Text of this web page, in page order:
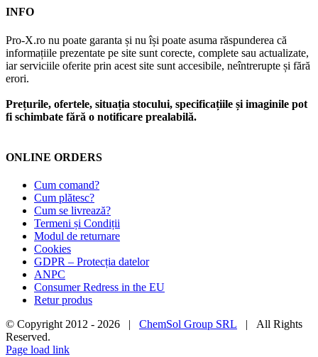
INFO
Pro-X.ro nu poate garanta și nu își poate asuma răspunderea că
informațiile prezentate pe site sunt corecte, complete sau actualizate,
iar serviciile oferite prin acest site sunt accesibile, neîntrerupte și fără
erori.
Prețurile, ofertele, situația stocului, specificațiile și imaginile pot
fi schimbate fără o notificare prealabilă.
ONLINE ORDERS
Cum comand?
Cum plătesc?
Cum se livrează?
Termeni și Condiții
Modul de returnare
Cookies
GDPR – Protecția datelor
ANPC
Consumer Redress in the EU
Retur produs
© Copyright 2012 - 2026 | ChemSol Group SRL | All Rights
Reserved.
Page load link